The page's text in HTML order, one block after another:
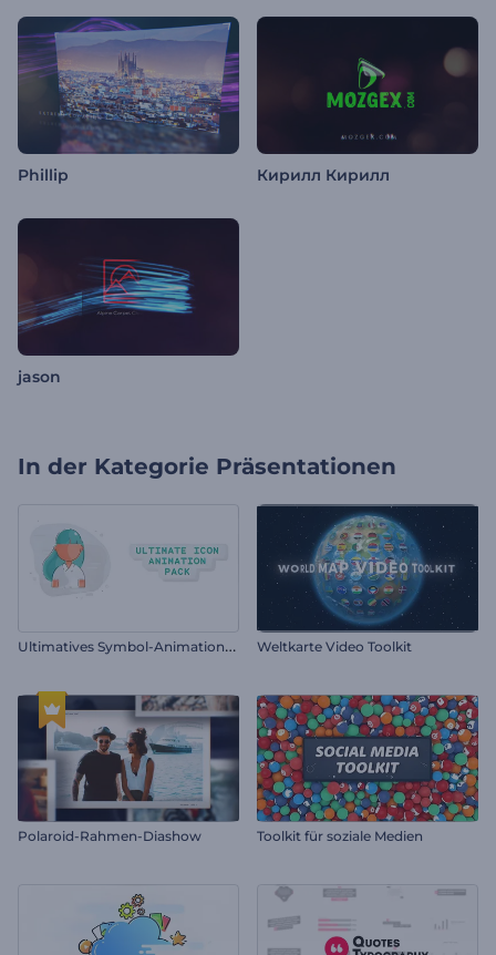
Phillip Кирилл Кирилл
jason
In der Kategorie Präsentationen
U
ltimatives Symbol-Animationsset Weltkarte Video Toolkit
Polaroid-Rahmen-Diashow Toolkit für soziale Medien